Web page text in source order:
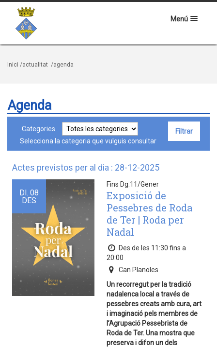
Menú
Inici /actualitat /agenda
Agenda
Categories
Selecciona la categoria que vulguis consultar
Actes previstos per al dia : 28-12-2025
Dl. 08
DES
Fins Dg.11/Gener
Exposició de
Pessebres de Roda
de Ter | Roda per
Nadal
Des de les 11:30 fins a
20:00
Can Planoles
Un recorregut per la tradició
nadalenca local a través de
pessebres creats amb cura, art
i imaginació pels membres de
l’Agrupació Pessebrista de
Roda de Ter. Una mostra que
preserva i difon un dels